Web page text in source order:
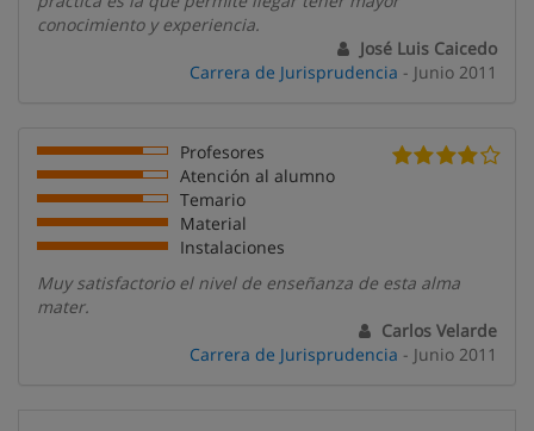
conocimiento y experiencia.
José Luis Caicedo
Carrera de Jurisprudencia - Junio 2011
Profesores
Atención al alumno
Temario
Material
Instalaciones
Muy satisfactorio el nivel de enseñanza de esta alma
mater.
Carlos Velarde
Carrera de Jurisprudencia - Junio 2011